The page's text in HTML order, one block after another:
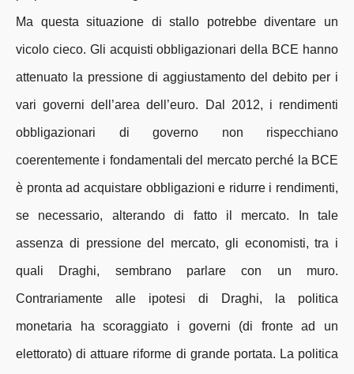
Ma questa situazione di stallo potrebbe diventare un
vicolo cieco. Gli acquisti obbligazionari della BCE hanno
attenuato la pressione di aggiustamento del debito per i
vari governi dell’area dell’euro. Dal 2012, i rendimenti
obbligazionari di governo non rispecchiano
coerentemente i fondamentali del mercato perché la BCE
è pronta ad acquistare obbligazioni e ridurre i rendimenti,
se necessario, alterando di fatto il mercato. In tale
assenza di pressione del mercato, gli economisti, tra i
quali Draghi, sembrano parlare con un muro.
Contrariamente alle ipotesi di Draghi, la politica
monetaria ha scoraggiato i governi (di fronte ad un
elettorato) di attuare riforme di grande portata. La politica